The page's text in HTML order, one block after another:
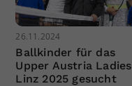
26.11.2024
Ballkinder für das
Upper Austria Ladies
Linz 2025 gesucht